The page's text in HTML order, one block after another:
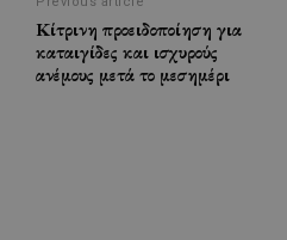
Κίτρινη προειδοποίηση για
καταιγίδες και ισχυρούς
ανέμους μετά το μεσημέρι